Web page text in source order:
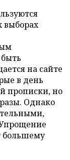
выборах
на сайте
в день
прописки, но
Однако
большему